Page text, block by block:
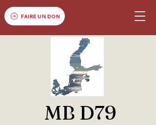
FAIRE UN DON
MB D79